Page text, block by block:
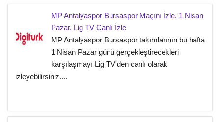
MP Antalyaspor Bursaspor Maçını İzle, 1 Nisan
Pazar, Lig TV Canlı İzle
MP Antalyaspor Bursaspor takımlarının bu hafta
1 Nisan Pazar günü gerçekleştirecekleri
karşılaşmayı Lig TV'den canlı olarak
izleyebilirsiniz....